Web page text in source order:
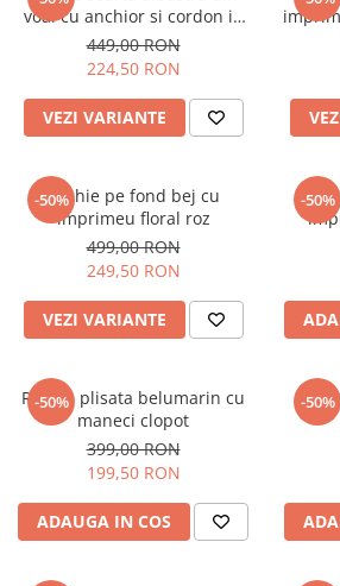
Tricouri si topuri
Rochii de eveniment
voal cu anchior si cordon in
talie
449,00 RON
224,50 RON
VEZI VARIANTE
-50%
Rochie pe fond bej cu
imprimeu floral roz
499,00 RON
249,50 RON
VEZI VARIANTE
-50%
-50%
Rochie plisata belumarin cu
maneci clopot
399,00 RON
199,50 RON
ADAUGA IN COS
-50%